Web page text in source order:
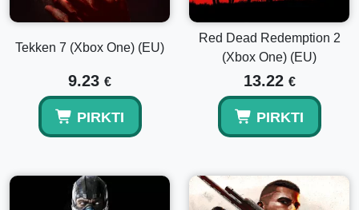
Tekken 7 (Xbox One) (EU)
9.23 €
PIRKTI
Red Dead Redemption 2
(Xbox One) (EU)
13.22 €
PIRKTI